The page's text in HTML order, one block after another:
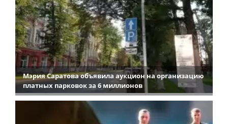
Мэрия Саратова объявила аукцион на организацию
платных парковок за 6 миллионов